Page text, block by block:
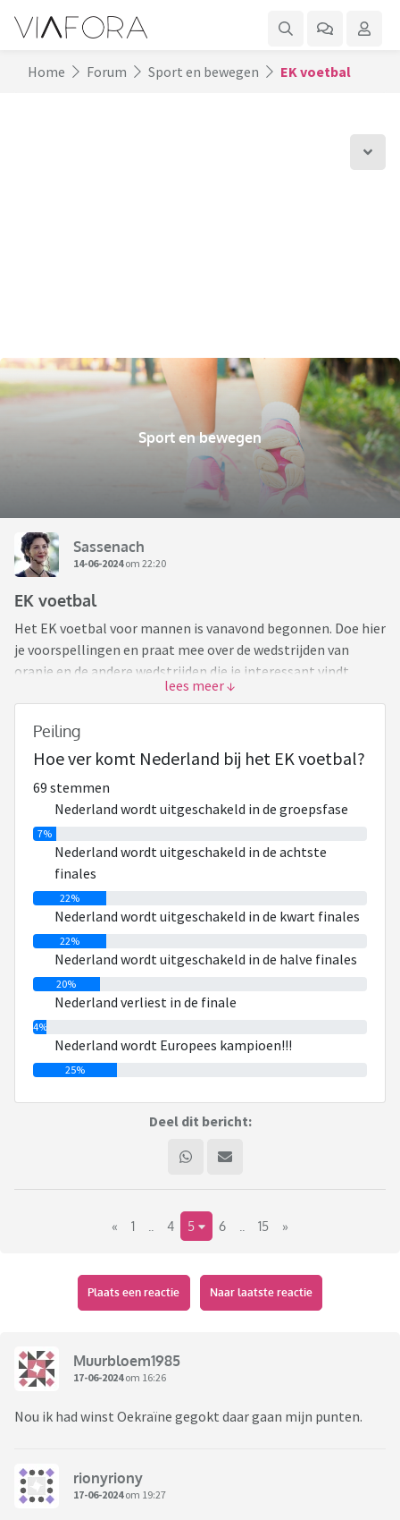
Home Forum Sport en bewegen EK voetbal
Sport en bewegen
Sassenach
14-06-2024om 22:20
EK voetbal
Het EK voetbal voor mannen is vanavond begonnen. Doe hier
je voorspellingen en praat mee over de wedstrijden van
oranje en de andere wedstrijden die je interessant vindt.
En vergeet de poll niet in te vullen.
Peiling
Hoe ver komt Nederland bij het EK voetbal?
69 stemmen
Nederland wordt uitgeschakeld in de groepsfase
7%
Nederland wordt uitgeschakeld in de achtste
finales
22%
Nederland wordt uitgeschakeld in de kwart finales
22%
Nederland wordt uitgeschakeld in de halve finales
20%
Nederland verliest in de finale
4%
Nederland wordt Europees kampioen!!!
25%
Deel dit bericht:
« 1 4 5 6 15 »
Plaats een reactie Naar laatste reactie
Muurbloem1985
17-06-2024om 16:26
Nou ik had winst Oekraïne gegokt daar gaan mijn punten.
rionyriony
17-06-2024om 19:27